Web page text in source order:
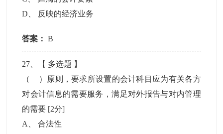
D
反映的经济业务
答案： B
27 、【 多选题 】
（ ）原则，要求所设置的会计科目应为有关各方
对会计信息的需要服务，满足对外报告与对内管理
的需要 [2分]
A
、合法性